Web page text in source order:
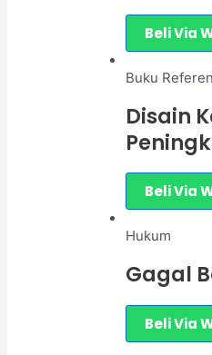
Beli Via
Buku
Disain
Beli Via
Hukum
Gagal
Beli Via